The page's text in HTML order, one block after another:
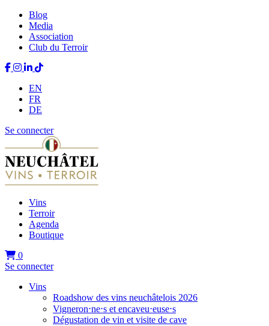
Blog
Media
Association
Club du Terroir
EN
FR
DE
Se connecter
Vins
Terroir
Agenda
Boutique
0
Se connecter
Vins
Roadshow des vins neuchâtelois 2026
Vigneron⋅ne⋅s et encaveu⋅euse⋅s
Dégustation de vin et visite de cave